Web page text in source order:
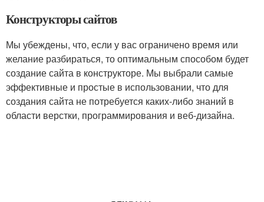
Конструкторы сайтов
Мы убеждены, что, если у вас ограничено время или
желание разбираться, то оптимальным способом будет
создание сайта в конструкторе. Мы выбрали самые
эффективные и простые в использовании, что для
создания сайта не потребуется каких-либо знаний в
области верстки, программирования и веб-дизайна.